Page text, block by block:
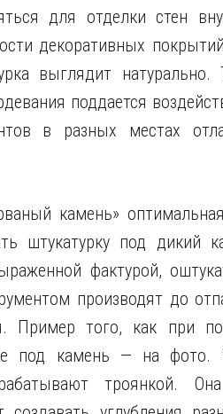
для отделки стен
декоративных
выглядит натурально.
поддается
в разных местах
камень»
штукатурку под дикий
фактурой,
производят до
Пример того, как при
под камень — на фото.
троянкой.